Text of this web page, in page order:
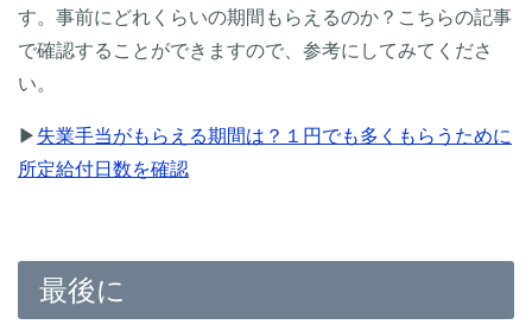
す。事前にどれくらいの期間もらえるのか？こちらの記事
で確認することができますので、参考にしてみてくださ
い。
▶ 失業手当がもらえる期間は？１円でも多くもらうために
所定給付日数を確認
最後に